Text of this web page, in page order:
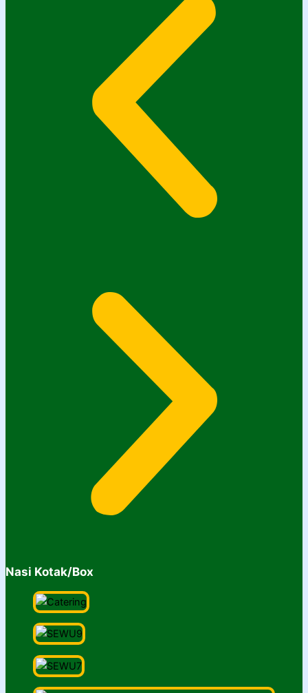
Nasi Kotak/Box